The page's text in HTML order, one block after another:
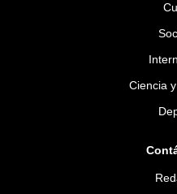
Ciencia